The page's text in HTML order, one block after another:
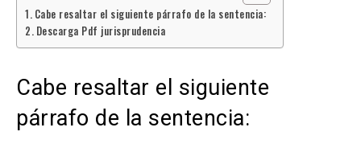
Cabe resaltar el siguiente párrafo de la sentencia:
Descarga Pdf jurisprudencia
Cabe resaltar el siguiente
párrafo de la sentencia: